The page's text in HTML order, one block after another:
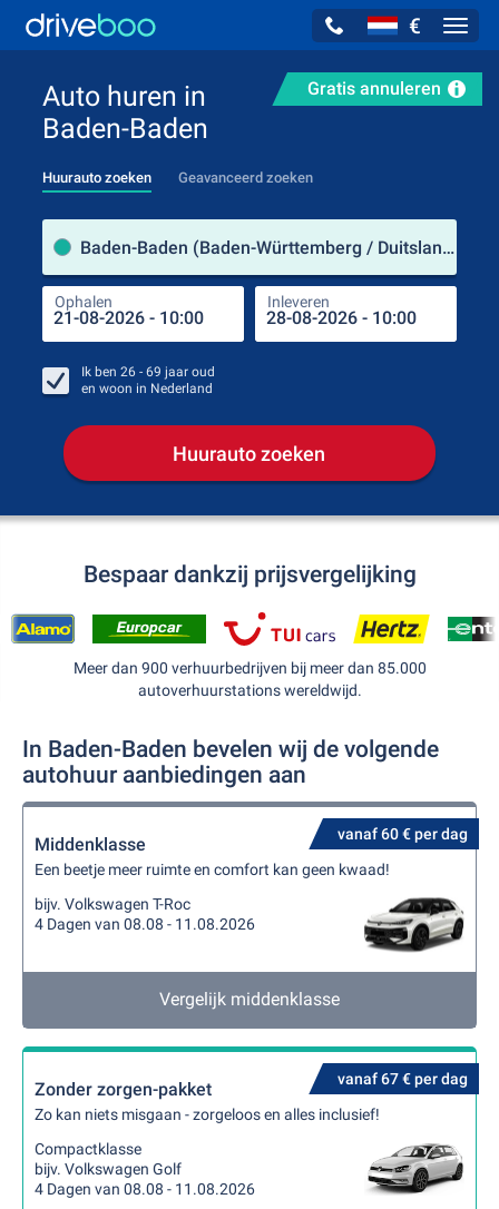
€
Gratis annuleren
Auto huren in
Baden-Baden
Huurauto zoeken Geavanceerd zoeken
Baden-Baden (Baden-Württemberg / Duitsland)
Ophalen Inleveren
Ik ben 26 - 69 jaar oud
en woon in Nederland
Huurauto zoeken
Bespaar dankzij prijsvergelijking
Meer dan 900 verhuurbedrijven bij meer dan 85.000
autoverhuurstations wereldwijd.
In Baden-Baden bevelen wij de volgende
autohuur aanbiedingen aan
vanaf 60 € per dag
Middenklasse
Een beetje meer ruimte en comfort kan geen kwaad!
bijv. Volkswagen T-Roc
4 Dagen van 08.08 - 11.08.2026
Vergelijk middenklasse
vanaf 67 € per dag
Zonder zorgen-pakket
Zo kan niets misgaan - zorgeloos en alles inclusief!
Compactklasse
bijv. Volkswagen Golf
4 Dagen van 08.08 - 11.08.2026